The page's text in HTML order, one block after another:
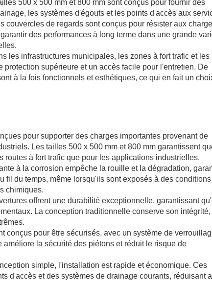
500 x 500 mm et 800 mm sont conçus pour fournir des
les systèmes d'égouts et les points d'accès aux
couvercles de regards sont conçus pour résister aux
des performances à long terme dans une grande
les infrastructures municipales, les zones à fort trafic et les
supérieure et un accès facile pour l'entretien. De
à la fois fonctionnels et esthétiques, ce qui en fait un
pour supporter des charges importantes provenant de
Les tailles 500 x 500 mm et 800 mm garantissent
à fort trafic que pour les applications industrielles.
à la corrosion empêche la rouille et la dégradation,
fil du temps, même lorsqu'ils sont exposés à des conditions
chimiques.
offrent une durabilité exceptionnelle, garantissant
La conception traditionnelle conserve son
conçus pour être sécurisés, avec un système de
la sécurité des piétons et réduit le risque de
simple, l'installation est rapide et économique. Ces
d'accès et des systèmes de drainage courants, réduisant